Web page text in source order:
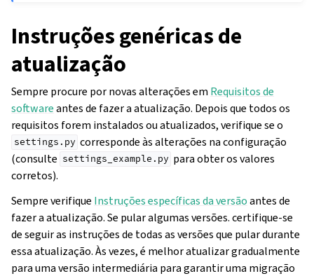
Instruções genéricas de
atualização
Sempre procure por novas alterações em Requisitos de
softwareantes de fazer a atualização. Depois que todos os
requisitos forem instalados ou atualizados, verifique se o
settings.py corresponde às alterações na configuração
(consulte settings_example.py para obter os valores
corretos).
Sempre verifique Instruções específicas da versãoantes de
fazer a atualização. Se pular algumas versões. certifique-se
de seguir as instruções de todas as versões que pular durante
essa atualização. Às vezes, é melhor atualizar gradualmente
para uma versão intermediária para garantir uma migração